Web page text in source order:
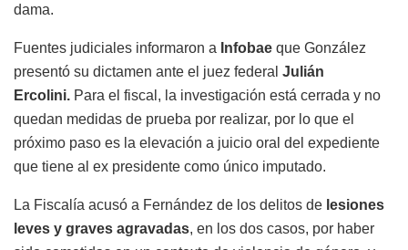
dama.
Fuentes judiciales informaron a Infobae que González
presentó su dictamen ante el juez federal Julián
Ercolini. Para el fiscal, la investigación está cerrada y no
quedan medidas de prueba por realizar, por lo que el
próximo paso es la elevación a juicio oral del expediente
que tiene al ex presidente como único imputado.
La Fiscalía acusó a Fernández de los delitos de lesiones
leves y graves agravadas, en los dos casos, por haber